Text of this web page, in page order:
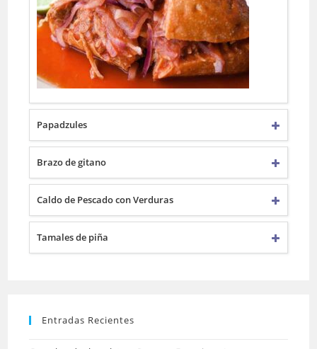
Papadzules
Brazo de gitano
Caldo de Pescado con Verduras
Tamales de piña
Entradas Recientes